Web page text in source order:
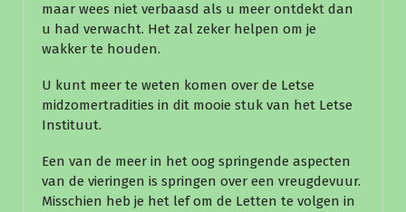
maar wees niet verbaasd als u meer ontdekt dan
u had verwacht. Het zal zeker helpen om je
wakker te houden.
U kunt meer te weten komen over de Letse
midzomertradities in dit mooie stuk van het Letse
Instituut.
Een van de meer in het oog springende aspecten
van de vieringen is springen over een vreugdevuur.
Misschien heb je het lef om de Letten te volgen in